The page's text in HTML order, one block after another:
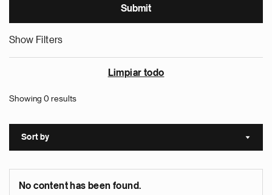
Show Filters
Limpiar todo
Showing 0 results
Sort by Sort
No content has been found.